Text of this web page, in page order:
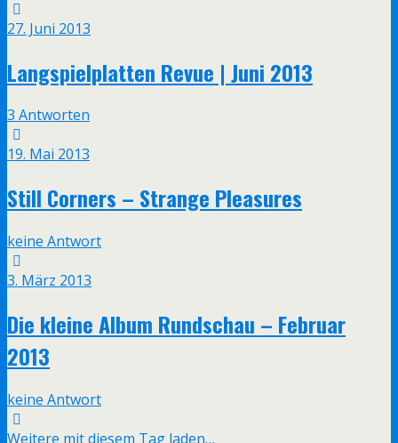
27. Juni 2013
Langspielplatten Revue | Juni 2013
3 Antworten
19. Mai 2013
Still Corners – Strange Pleasures
keine Antwort
3. März 2013
Die kleine Album Rundschau – Februar
2013
keine Antwort
Weitere mit diesem Tag laden…